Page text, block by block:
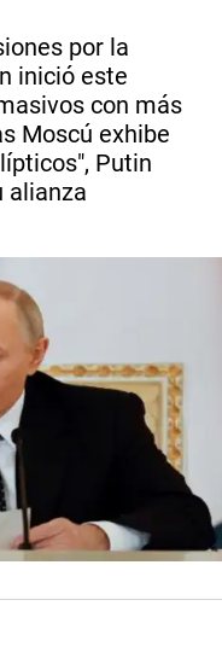
por la
inició este
con más
Moscú exhibe
Putin
alianza